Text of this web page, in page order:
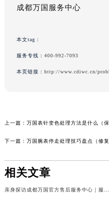
成都万国服务中心
本文tag：
服务专线： 400-992-7093
本页链接： http://www.cdiwc.cn/
上一篇： 万国表针变色处理方法是什么（
下一篇： 万国腕表停走处理技巧盘点（修
相关文章